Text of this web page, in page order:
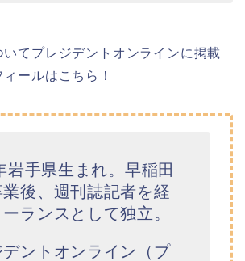
てプレジデントオンラインに掲載
ールはこちら！
岩手県生まれ。早稲田
後、週刊誌記者を経
ランスとして独立。
デントオンライン（プ